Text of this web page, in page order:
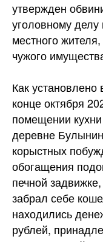
утвержден
уголовному
местного
чужого
Как
конце октября
помещении
деревне
корыстных
обогащения
печной
забрал себе
находились
рублей,